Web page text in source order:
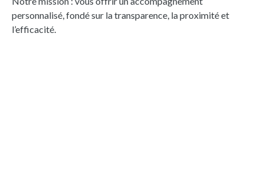
personnalisé, fondé sur la transparence, la proximité et
l’efficacité.